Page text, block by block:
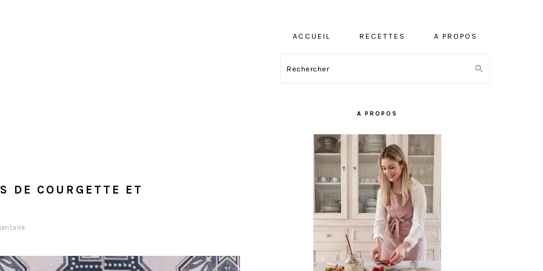
ACCUEIL RECETTES A PROPOS
Rechercher
DE COURGETTE ET
A PROPOS